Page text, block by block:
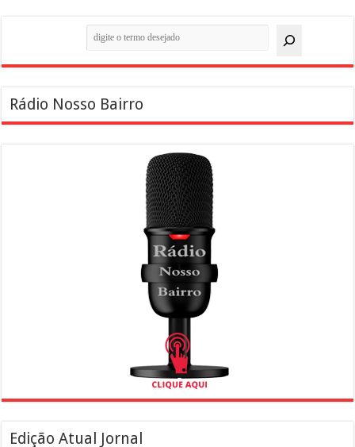
Rádio Nosso Bairro
Edição Atual Jornal